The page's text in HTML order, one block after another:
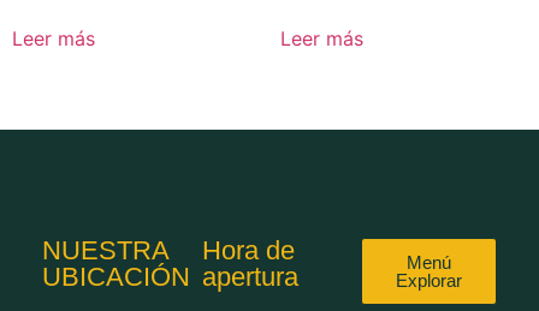
Leer más Leer más
NUESTRA
UBICACIÓN
Hora de
apertura
Menú
Explorar